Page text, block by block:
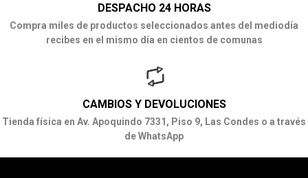
DESPACHO 24 HORAS
Compra miles de productos seleccionados antes del mediodía
recibes en el mismo día en cientos de comunas
CAMBIOS Y DEVOLUCIONES
Tienda física en Av. Apoquindo 7331, Piso 9, Las Condes o a través
de WhatsApp